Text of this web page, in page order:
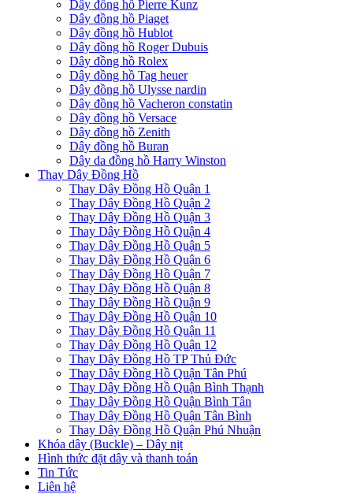
Dây đồng hồ Pierre Kunz
Dây đồng hồ Piaget
Dây đồng hồ Hublot
Dây đồng hồ Roger Dubuis
Dây đồng hồ Rolex
Dây đồng hồ Tag heuer
Dây đồng hồ Ulysse nardin
Dây đồng hồ Vacheron constatin
Dây đồng hồ Versace
Dây đồng hồ Zenith
Dây đồng hồ Buran
Dây da đồng hồ Harry Winston
Thay Dây Đồng Hồ
Thay Dây Đồng Hồ Quận 1
Thay Dây Đồng Hồ Quận 2
Thay Dây Đồng Hồ Quận 3
Thay Dây Đồng Hồ Quận 4
Thay Dây Đồng Hồ Quận 5
Thay Dây Đồng Hồ Quận 6
Thay Dây Đồng Hồ Quận 7
Thay Dây Đồng Hồ Quận 8
Thay Dây Đồng Hồ Quận 9
Thay Dây Đồng Hồ Quận 10
Thay Dây Đồng Hồ Quận 11
Thay Dây Đồng Hồ Quận 12
Thay Dây Đồng Hồ TP Thủ Đức
Thay Dây Đồng Hồ Quận Tân Phú
Thay Dây Đồng Hồ Quận Bình Thạnh
Thay Dây Đồng Hồ Quận Bình Tân
Thay Dây Đồng Hồ Quận Tân Bình
Thay Dây Đồng Hồ Quận Phú Nhuận
Khóa dây (Buckle) – Dây nịt
Hình thức đặt dây và thanh toán
Tin Tức
Liên hệ